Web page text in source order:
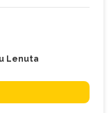
Lenuta